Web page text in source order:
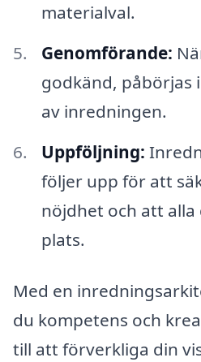
materialval.
Genomförande:
godkänd, påbörjas
av inredningen.
Uppföljning:
följer upp för att
nöjdhet och att alla
plats.
Med en
du kompetens och
till att förverkliga din